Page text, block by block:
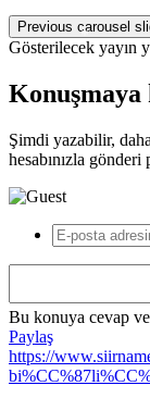
Previous carousel
Gösterilecek yayın
Konuşmaya
Şimdi yazabilir,
hesabınızla
Bu konuya cevap
Paylaş
https://